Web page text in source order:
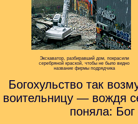
Экскаватор, разбиравший дом, покрасили
серебряной краской, чтобы не было видно
название фирмы подрядчика
Богохульство так
воительницу — вождя
поняла: